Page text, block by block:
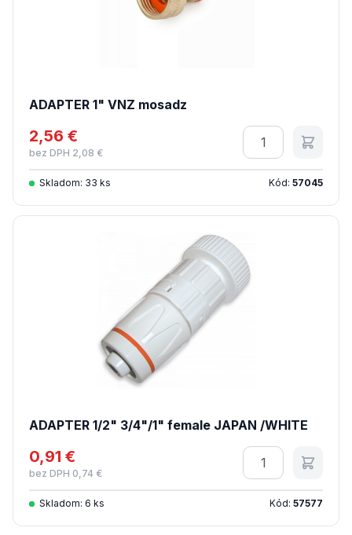
ADAPTER 1" VNZ mosadz
2,56 €
bez DPH 2,08 €
Množstvo
Skladom: 33 ks Kód: 57045
ADAPTER 1/2" 3/4"/1" female JAPAN /WHITE
0,91 €
bez DPH 0,74 €
Množstvo
Skladom: 6 ks Kód: 57577